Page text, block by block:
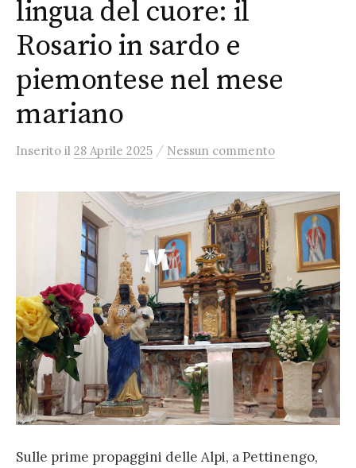
lingua del cuore: il
Rosario in sardo e
piemontese nel mese
mariano
Inserito il 28 Aprile 2025 / Nessun commento
Sulle prime propaggini delle Alpi, a Pettinengo,